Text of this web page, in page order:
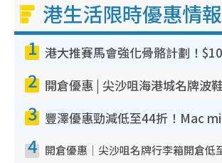
港生活限時優惠情報
1
2
3
4